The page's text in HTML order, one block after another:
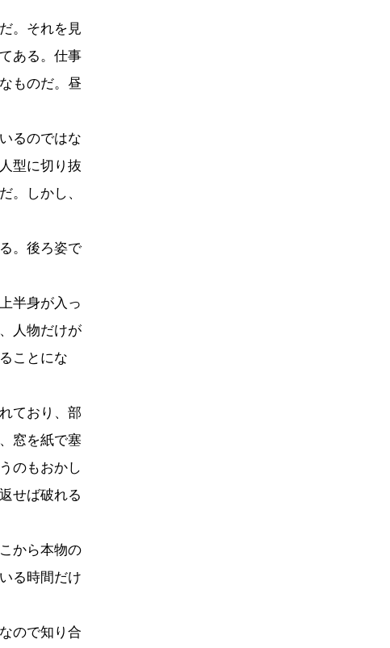
。それを見
ある。仕事
ものだ。昼
るのではな
型に切り抜
。しかし、
。後ろ姿で
半身が入っ
人物だけが
ことにな
ており、部
窓を紙で塞
のもおかし
せば破れる
から本物の
る時間だけ
ので知り合